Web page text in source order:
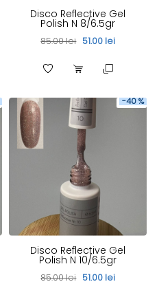
Disco Reflective Gel
Polish N 8/6.5gr
85.00 lei 51.00 lei
-40 %
Disco Reflective Gel
Polish N 10/6.5gr
85.00 lei 51.00 lei